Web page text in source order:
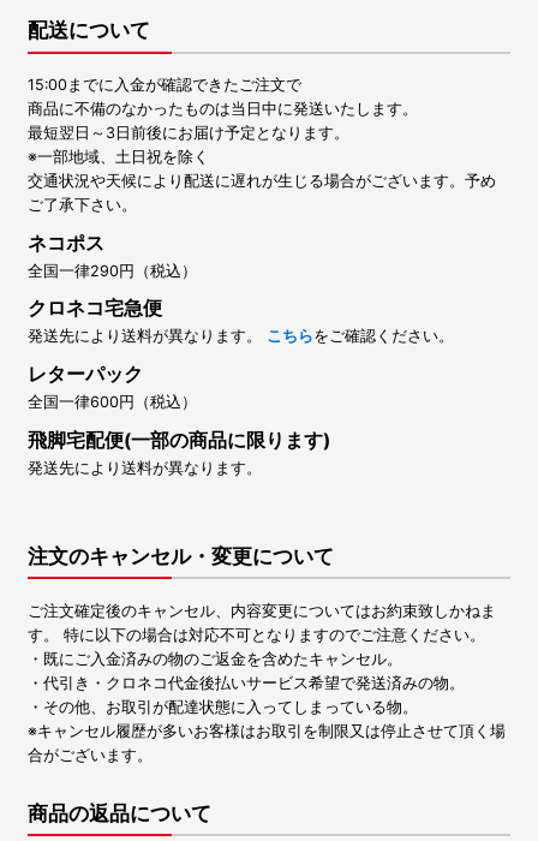
配送について
15:00までに入金が確認できたご注文で
商品に不備のなかったものは当日中に発送いたします。
最短翌日～3日前後にお届け予定となります。
※一部地域、土日祝を除く
交通状況や天候により配送に遅れが生じる場合がございます。予め
ご了承下さい。
ネコポス
全国一律290円（税込）
クロネコ宅急便
発送先により送料が異なります。 こちらをご確認ください。
レターパック
全国一律600円（税込）
飛脚宅配便(一部の商品に限ります)
発送先により送料が異なります。
注文のキャンセル・変更について
ご注文確定後のキャンセル、内容変更についてはお約束致しかねま
す。 特に以下の場合は対応不可となりますのでご注意ください。
・既にご入金済みの物のご返金を含めたキャンセル。
・代引き・クロネコ代金後払いサービス希望で発送済みの物。
・その他、お取引が配達状態に入ってしまっている物。
※キャンセル履歴が多いお客様はお取引を制限又は停止させて頂く場
合がございます。
商品の返品について